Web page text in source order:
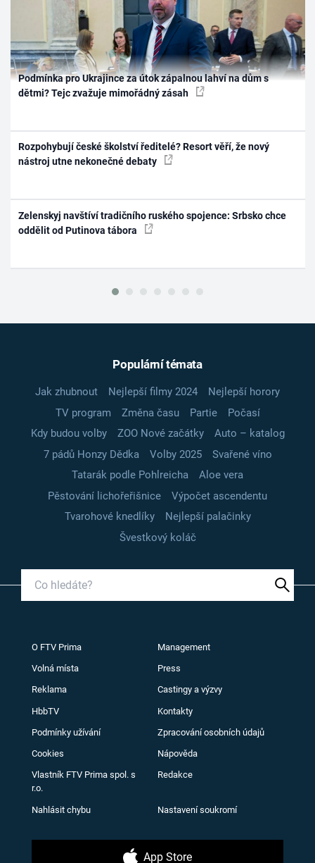
Podmínka pro Ukrajince za útok zápalnou lahví na dům s
dětmi? Tejc zvažuje mimořádný zásah
Rozpohybují české školství ředitelé? Resort věří, že nový
nástroj utne nekonečné debaty
Zelenskyj navštíví tradičního ruského spojence: Srbsko chce
oddělit od Putinova tábora
Populární témata
Jak zhubnout Nejlepší filmy 2024
Nejlepší horory
TV program
Změna času Partie
Počasí
Kdy budou volby
ZOO Nové začátky
Auto – katalog
7 pádů Honzy Dědka
Volby 2025
Svařené víno
Tatarák podle Pohlreicha
Aloe vera
Pěstování lichořeřišnice
Výpočet ascendentu
Tvarohové knedlíky
Nejlepší palačinky
Švestkový koláč
O FTV Prima Management
Volná místa Press
Reklama Castingy a výzvy
HbbTV Kontakty
Podmínky užívání Zpracování osobních údajů
Cookies Nápověda
Vlastník FTV Prima spol. s
r.o.
Redakce
Nahlásit chybu Nastavení soukromí
App Store